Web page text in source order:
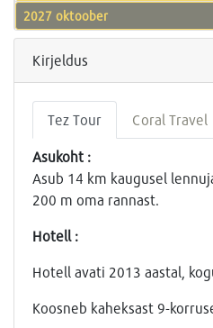
2027 oktoober
Kirjeldus
Tez Tour Coral Travel
Asukoht :
Asub 14 km kaugusel
200 m oma rannast.
Hotell :
Hotell avati 2013 aastal,
Koosneb kaheksast 9-